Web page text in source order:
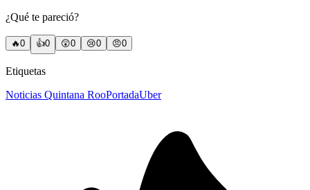
¿Qué te pareció?
🔥0 👍0 😲0 😢0 😠0
Etiquetas
Noticias Quintana RooPortadaUber